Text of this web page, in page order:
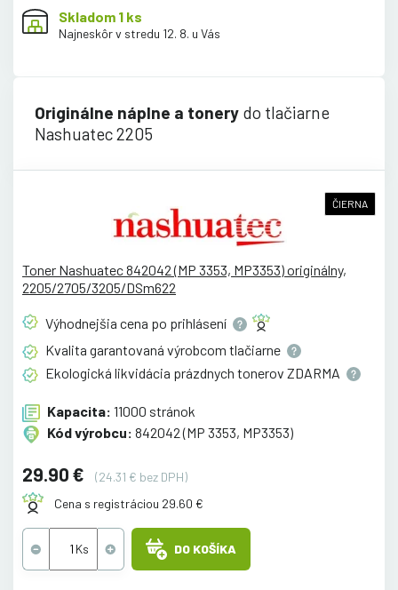
Skladom 1 ks
Najneskôr v stredu 12. 8. u Vás
Originálne náplne a tonery do tlačiarne
Nashuatec 2205
ČIERNA
Toner Nashuatec 842042 (MP 3353, MP3353) originálny,
2205/2705/3205/DSm622
Výhodnejšia cena po prihlásení
Kvalita garantovaná výrobcom tlačiarne
Ekologická likvidácia prázdnych tonerov ZDARMA
Kapacita: 11000 stránok
Kód výrobcu: 842042 (MP 3353, MP3353)
29.90 €
(24.31 € bez DPH)
Cena s registráciou 29.60 €
DO KOŠÍKA